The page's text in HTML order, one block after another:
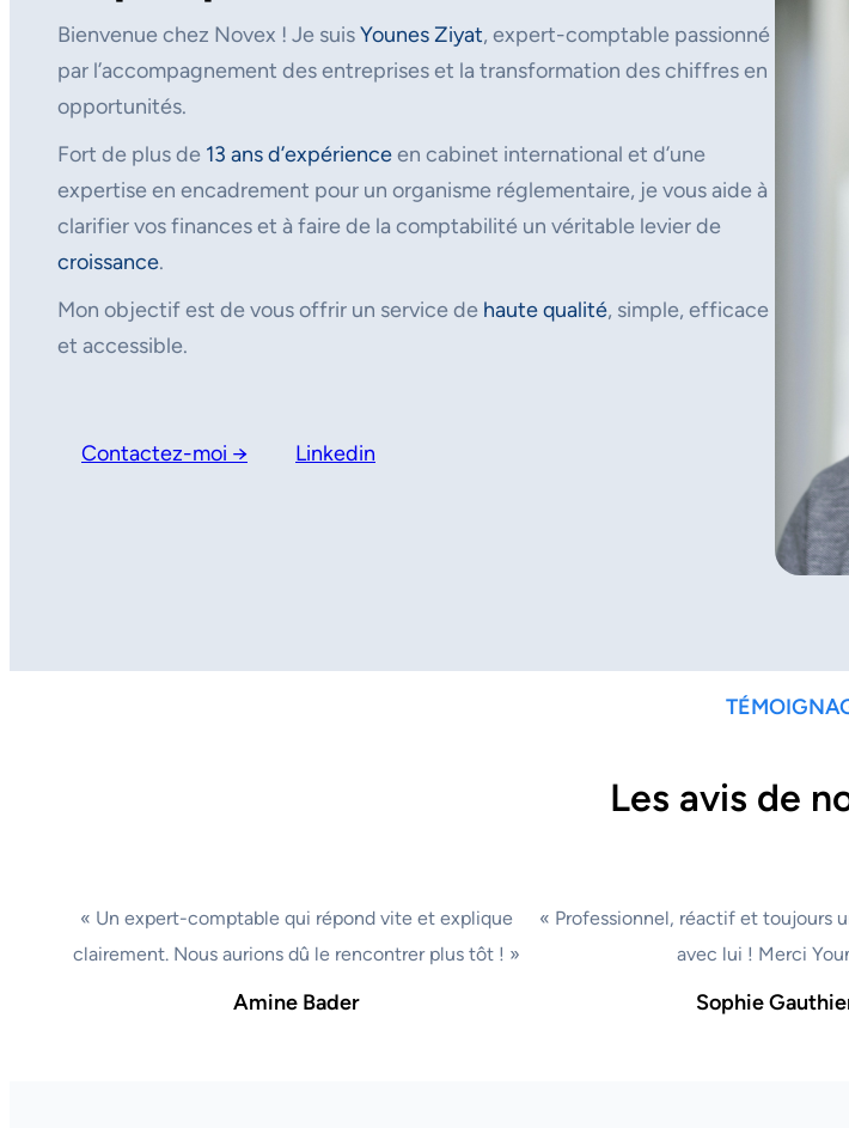
Bienvenue chez Novex ! Je suisYounes Ziyat, expert-comptable passionné
par l’accompagnement des entreprises et la transformation des chiffres en
opportunités.
Fort de plus de 13 ans d’expérienceen cabinet international et d’une
expertise en encadrement pour un organisme réglementaire, je vous aide à
clarifier vos finances et à faire de la comptabilité un véritable levier de
croissance.
Mon objectif est de vous offrir un service de haute qualité, simple, efficace
et accessible.
Contactez-moi → Linkedin
Les avis de
« Un expert-comptable qui répond vite et explique
clairement. Nous aurions dû le rencontrer plus tôt ! »
Amine Bader
« Professionnel, réactif et toujours
avec lui ! Merci
Sophie